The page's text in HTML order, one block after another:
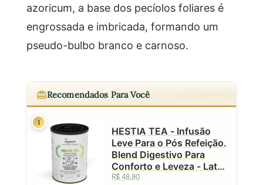
azoricum, a base dos pecíolos foliares é
engrossada e imbricada, formando um
pseudo-bulbo branco e carnoso.
Recomendados Para Você
1
HESTIA TEA - Infusão
Leve Para o Pós Refeição.
Blend Digestivo Para
Conforto e Leveza - Lata
- 50g
R$ 48,90